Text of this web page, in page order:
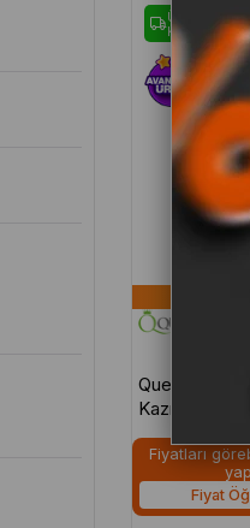
Queen Açılı Dolgu Bıçağı-
Kazıyıcı-
17cm -
Fiyatları
Fiyat
Ücretsiz
Kargo